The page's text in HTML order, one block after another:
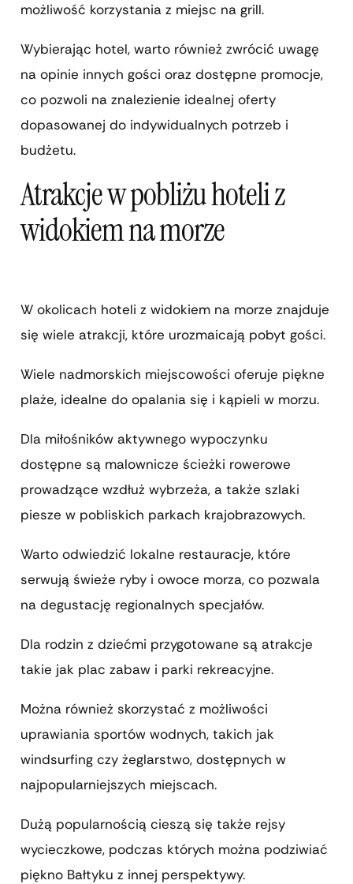
możliwość korzystania z miejsc na grill.
Wybierając hotel, warto również zwrócić uwagę
na opinie innych gości oraz dostępne promocje,
co pozwoli na znalezienie idealnej oferty
dopasowanej do indywidualnych potrzeb i
budżetu.
Atrakcje w pobliżu hoteli z
widokiem na morze
W okolicach hoteli z widokiem na morze znajduje
się wiele atrakcji, które urozmaicają pobyt gości.
Wiele nadmorskich miejscowości oferuje piękne
plaże, idealne do opalania się i kąpieli w morzu.
Dla miłośników aktywnego wypoczynku
dostępne są malownicze ścieżki rowerowe
prowadzące wzdłuż wybrzeża, a także szlaki
piesze w pobliskich parkach krajobrazowych.
Warto odwiedzić lokalne restauracje, które
serwują świeże ryby i owoce morza, co pozwala
na degustację regionalnych specjałów.
Dla rodzin z dziećmi przygotowane są atrakcje
takie jak plac zabaw i parki rekreacyjne.
Można również skorzystać z możliwości
uprawiania sportów wodnych, takich jak
windsurfing czy żeglarstwo, dostępnych w
najpopularniejszych miejscach.
Dużą popularnością cieszą się także rejsy
wycieczkowe, podczas których można podziwiać
piękno Bałtyku z innej perspektywy.